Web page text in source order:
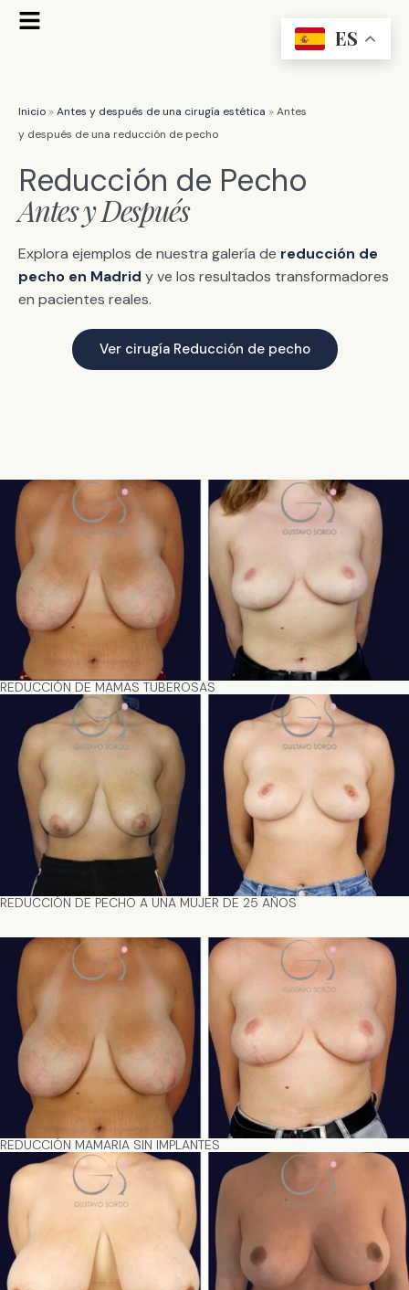
Flyout
Inicio»Antes y después de una cirugía estética »Antes
y después de una reducción de pecho
Reducción de Pecho
Antes y Después
Explora ejemplos de nuestra galería de reducción de
pecho en Madrid y ve los resultados transformadores
en pacientes reales.
Ver cirugía Reducción de pecho
REDUCCIÓN DE MAMAS TUBEROSAS
REDUCCIÓN DE PECHO A UNA MUJER DE 25 AÑOS
REDUCCIÓN MAMARIA SIN IMPLANTES
ES